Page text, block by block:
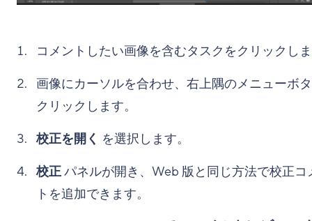
コメントしたい画像を含むタスクをクリックし
画像にカーソルを合わせ、右上隅のメニューボ
クリックします。
校正を開く を選択します。
校正パネルが開き、Web 版と同じ方法で校正コ
トを追加できます。